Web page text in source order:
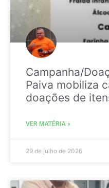
Campanha/
Paiva mobiliza
doações de
VER MATÉRIA »
29 de julho de 2026